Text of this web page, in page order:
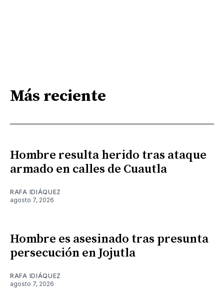
Más reciente
Hombre resulta herido tras ataque
armado en calles de Cuautla
RAFA IDIÁQUEZ
agosto 7, 2026
Hombre es asesinado tras presunta
persecución en Jojutla
RAFA IDIÁQUEZ
agosto 7, 2026